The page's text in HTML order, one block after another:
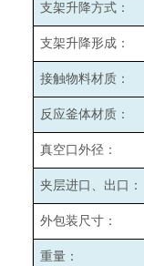
支架升降方式：
支架升降形成：
接触物料材质：
反应釜体材质：
真空口外径：
夹层进口、出口：
外包装尺寸：
重量：